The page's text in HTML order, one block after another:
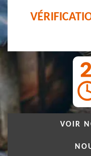
VOIR